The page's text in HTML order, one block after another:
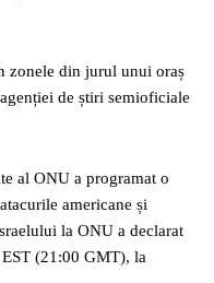
zonele din jurul unui oraș
de știri semioficiale
al ONU a programat o
americane și
la ONU a declarat
(21:00 GMT), la